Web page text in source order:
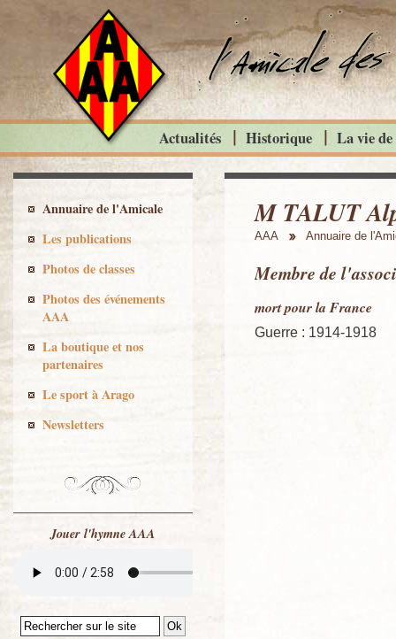
M TALUT
AAA Annuaire de
Membre de
mort pour la France
Guerre : 1914-1918
Actualités Historique La vie
Annuaire de l'Amicale
Les publications
Photos de classes
Photos des événements
AAA
La boutique et nos
partenaires
Le sport à Arago
Newsletters
Jouer l'hymne AAA